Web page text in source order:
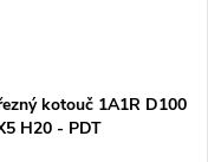
kotouč 1A1R D100
H20 - PDT